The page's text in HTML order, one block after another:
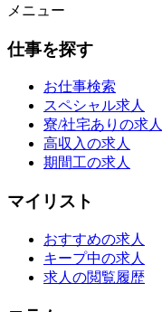
メニュー
仕事を探す
お仕事検索
スペシャル求人
寮/社宅ありの求人
高収入の求人
期間工の求人
マイリスト
おすすめの求人
キープ中の求人
求人の閲覧履歴